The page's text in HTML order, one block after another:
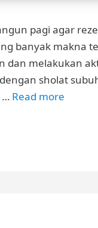
pagi agar
banyak makna
melakukan
sholat
… Read more